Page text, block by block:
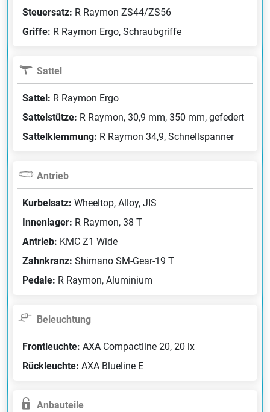
Steuersatz: R Raymon ZS44/ZS56
Griffe: R Raymon Ergo, Schraubgriffe
Sattel
Sattel: R Raymon Ergo
Sattelstütze: R Raymon, 30,9 mm, 350 mm, gefedert
Sattelklemmung: R Raymon 34,9, Schnellspanner
Antrieb
Kurbelsatz: Wheeltop, Alloy, JIS
Innenlager: R Raymon, 38 T
Antrieb: KMC Z1 Wide
Zahnkranz: Shimano SM-Gear-19 T
Pedale: R Raymon, Aluminium
Beleuchtung
Frontleuchte: AXA Compactline 20, 20 lx
Rückleuchte: AXA Blueline E
Anbauteile